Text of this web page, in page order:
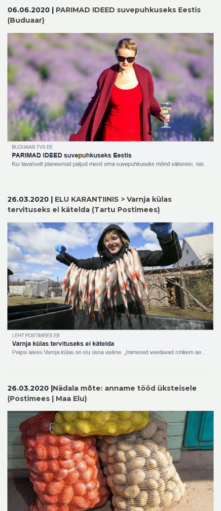
06.06.2020 | PARIMAD IDEED suvepuhkuseks Eestis
(Buduaar)
26.03.2020 | ELU KARANTIINIS > Varnja külas
tervituseks ei kätelda (Tartu Postimees)
26.03.2020 |Nädala mõte: anname tööd üksteisele
(Postimees | Maa Elu)